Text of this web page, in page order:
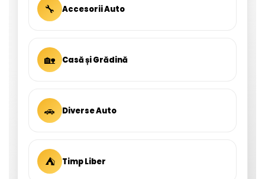
🔧 Accesorii Auto
🏡 Casă și Grădină
🚗 Diverse Auto
⛺ Timp Liber